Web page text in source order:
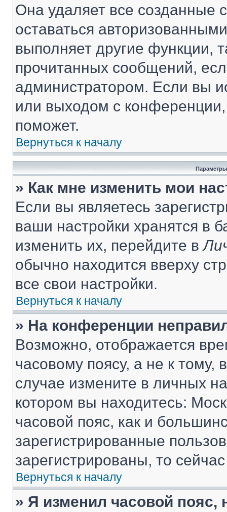
Она удаляет все созданные
оставаться
выполняет другие функции,
прочитанных сообщений,
администратором. Если вы
или выходом с
поможет.
Вернуться к началу
Параметры
» Как мне изменить мои
Если вы являетесь
ваши настройки хранятся в
изменить их, перейдите в
обычно находится вверху
все свои настройки.
Вернуться к началу
» На конференции
Возможно, отображается
часовому поясу, а не к тому,
случае измените в личных
котором вы находитесь:
часовой пояс, как и
зарегистрированные
зарегистрированы, то
Вернуться к началу
» Я изменил часовой пояс,